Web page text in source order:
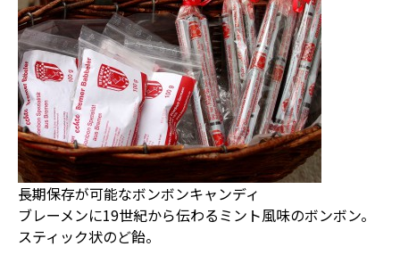
長期保存が可能なボンボンキャンディ
ブレーメンに19世紀から伝わるミント風味のボンボン。
スティック状のど飴。